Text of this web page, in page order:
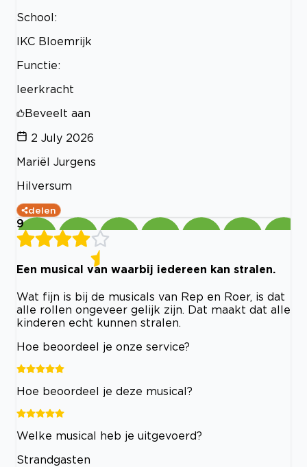
School:
IKC Bloemrijk
Functie:
leerkracht
Beveelt aan
2 July 2026
Mariël Jurgens
Hilversum
delen
9
Een musical van waarbij iedereen kan stralen.
Wat fijn is bij de musicals van Rep en Roer, is dat
alle rollen ongeveer gelijk zijn. Dat maakt dat alle
kinderen echt kunnen stralen.
Hoe beoordeel je onze service?
Hoe beoordeel je deze musical?
Welke musical heb je uitgevoerd?
Strandgasten